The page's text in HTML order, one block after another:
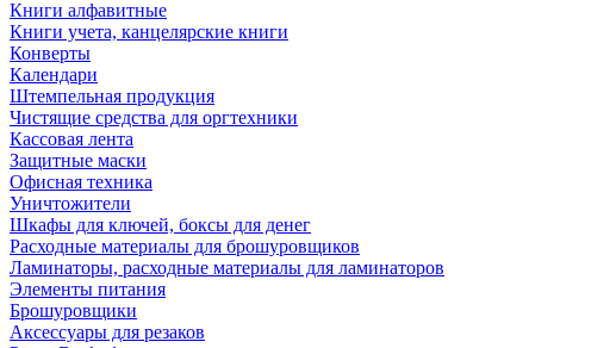
Книги алфавитные
Книги учета, канцелярские книги
Конверты
Календари
Штемпельная продукция
Чистящие средства для оргтехники
Кассовая лента
Защитные маски
Офисная техника
Уничтожители
Шкафы для ключей, боксы для денег
Расходные материалы для брошуровщиков
Ламинаторы, расходные материалы для ламинаторов
Элементы питания
Брошуровщики
Аксессуары для резаков